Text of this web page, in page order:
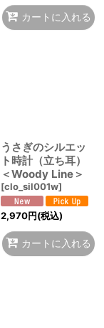
カートに入れる
うさぎのシルエッ
ト時計（立ち耳）
＜Woody Line＞
[clo_sil001w]
2,970円(税込)
カートに入れる